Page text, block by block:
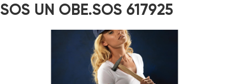
SOS UN OBE.SOS 617925